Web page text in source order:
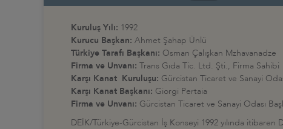
Kuruluş Yılı: 1992
Kurucu Başkan: Ahmet Şahap Ünlü
Türkiye Tarafı Başkanı: Osman Çalışkan Mzhavanadze
Firma ve Unvanı: Trans Gıda Tic. Ltd. Şti., Firma Sahibi
Karşı Kanat Kuruluşu: Gürcistan Ticaret ve Sanayi
Karşı Kanat Başkanı: Giorgi Pertaia
Firma ve Unvanı: Gürcistan Ticaret ve Sanayi Odası
DEİK/Türkiye-Gürcistan İş Konseyi 1992 yılında